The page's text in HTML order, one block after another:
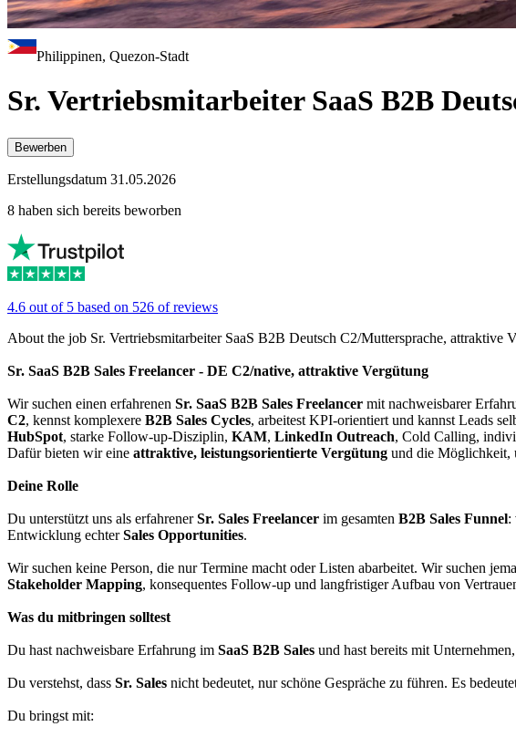
Philippinen, Quezon-Stadt
Sr. Vertriebsmitarbeiter SaaS B2B
Bewerben
Erstellungsdatum 31.05.2026
8 haben sich bereits beworben
4.6 out of 5 based on 526 of reviews
About the job Sr. Vertriebsmitarbeiter SaaS B2B Deutsch C2/Muttersprache, attraktive
Sr. SaaS B2B Sales Freelancer - DE C2/native, attraktive Vergütung
Wir suchen einen erfahrenen Sr. SaaS B2B Sales Freelancer mit nachweisbarer
C2, kennst komplexere B2B Sales Cycles, arbeitest KPI-orientiert und kannst Leads
HubSpot, starke Follow-up-Disziplin, KAM, LinkedIn Outreach, Cold Calling,
Dafür bieten wir eine attraktive, leistungsorientierte Vergütung und die Möglichkeit,
Deine Rolle
Du unterstützt uns als erfahrenerSr. Sales Freelancer im gesamten B2B Sales Funnel:
Entwicklung echterSales Opportunities.
Wir suchen keine Person, die nur Termine macht oder Listen abarbeitet. Wir suchen
Stakeholder Mapping, konsequentes Follow-up und langfristiger Aufbau von
Was du mitbringen solltest
Du hast nachweisbare Erfahrung im SaaS B2B Sales und hast bereits mit
Du verstehst, dass Sr. Sales nicht bedeutet, nur schöne Gespräche zu führen. Es
Du bringst mit: